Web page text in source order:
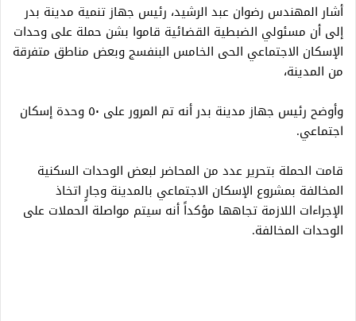
أشار المهندس رضوان عبد الرشيد، رئيس جهاز تنمية مدينة بدر
إلى أن مسئولي الضبطية القضائية قاموا بشن حملة على وحدات
الإسكان الاجتماعي الحى الخامس البنفسج وبعض مناطق متفرقة
من المدينة،
وأوضح رئيس جهاز مدينة بدر أنه تم المرور على ٥٠ وحدة إسكان
اجتماعي.
قامت الحملة بتحرير عدد من المحاضر لبعض الوحدات السكنية
المخالفة بمشروع الإسكان الاجتماعي بالمدينة وجارٍ اتخاذ
الإجراءات اللازمة تجاهها مؤكداً أنه سيتم مواصلة الحملات على
الوحدات المخالفة.